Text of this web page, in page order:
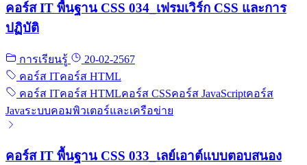
คอร์ส IT พื้นฐาน CSS 034_เฟรมเวิร์ก CSS และการ
ปฏิบัติ
การเรียนรู้
20-02-2567
คอร์ส ITคอร์ส HTML
คอร์ส ITคอร์ส HTMLคอร์ส CSSคอร์ส JavaScriptคอร์ส
Javaระบบคอมพิวเตอร์และเครือข่าย
คอร์ส IT พื้นฐาน CSS 033_เลย์เอาต์แบบตอบสนอง